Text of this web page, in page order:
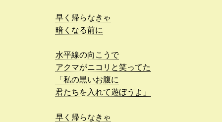
早く帰らなきゃ
暗くなる前に
水平線の向こうで
アクマがニコリと笑ってた
「私の黒いお腹に
君たちを入れて遊ぼうよ」
早く帰らなきゃ